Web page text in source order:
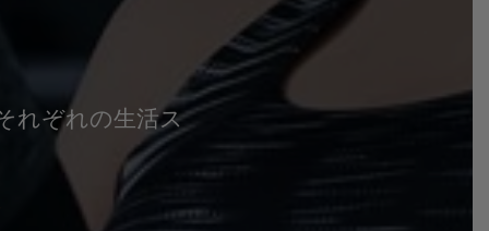
れぞれの生活ス